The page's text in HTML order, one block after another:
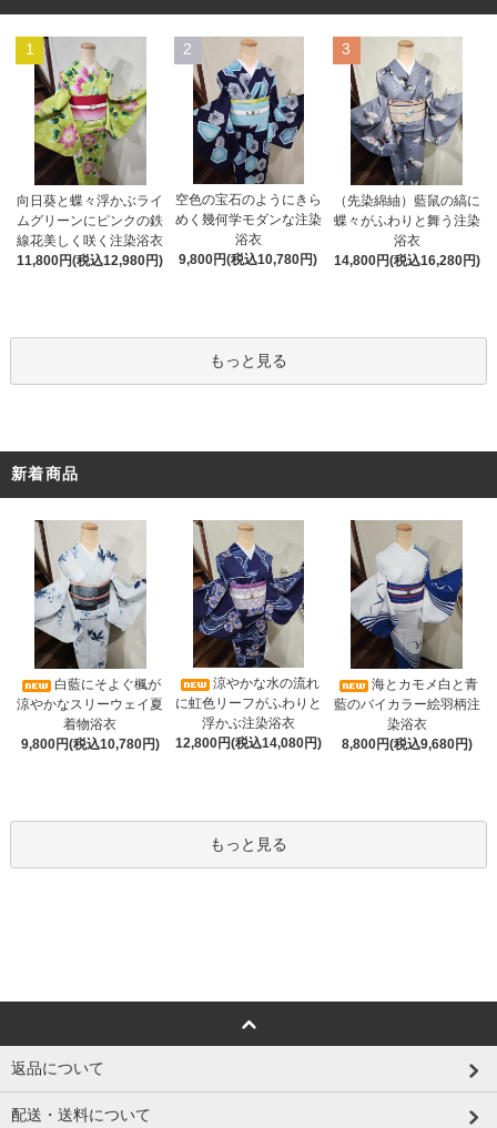
1
向日葵と蝶々浮かぶライ
ムグリーンにピンクの鉄
線花美しく咲く注染浴衣
11,800円(税込12,980円)
2
空色の宝石のようにきら
めく幾何学モダンな注染
浴衣
9,800円(税込10,780円)
3
（先染綿紬）藍鼠の縞に
蝶々がふわりと舞う注染
浴衣
14,800円(税込16,280円)
もっと見る
新着商品
白藍にそよぐ楓が
涼やかなスリーウェイ夏
着物浴衣
9,800円(税込10,780円)
涼やかな水の流れ
に虹色リーフがふわりと
浮かぶ注染浴衣
12,800円(税込14,080円)
海とカモメ白と青
藍のバイカラー絵羽柄注
染浴衣
8,800円(税込9,680円)
もっと見る
返品について
配送・送料について